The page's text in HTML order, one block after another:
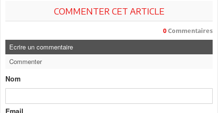
COMMENTER CET ARTICLE
0 Commentaires
Ecrire un commentaire
Commenter
Nom
Email